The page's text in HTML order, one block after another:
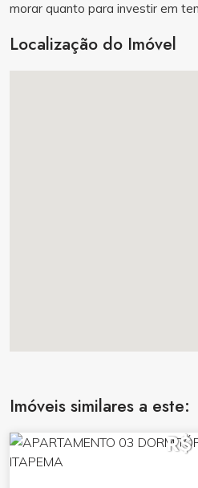
morar quanto para investir em
Localização do Imóvel
Imóveis similares a este: